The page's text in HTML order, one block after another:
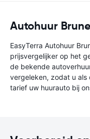
Autohuur
EasyTerra Autohuur
prijsvergelijker op het
de bekende
vergeleken, zodat u als
tarief uw huurauto bij